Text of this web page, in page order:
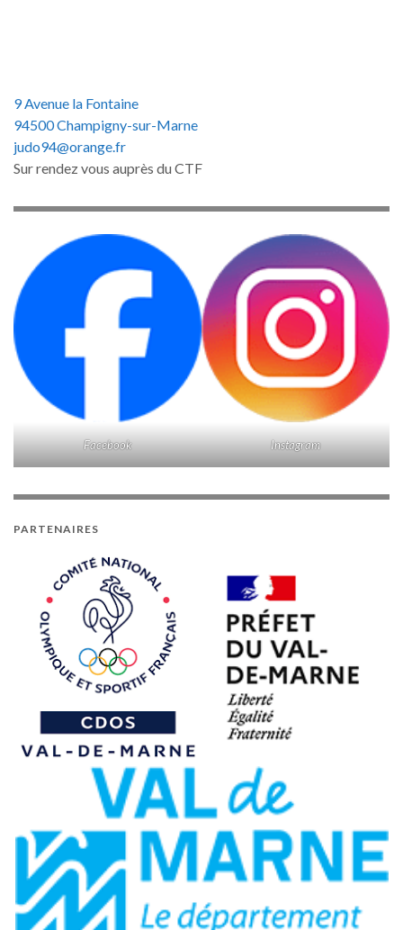
9 Avenue la Fontaine
94500 Champigny-sur-Marne
judo94@orange.fr
Sur rendez vous auprès du CTF
Facebook Instagram
PARTENAIRES